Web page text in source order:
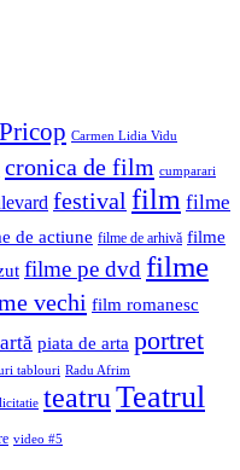
Carmen Lidia Vidu
cronica de film cumparari
festival film filme
de actiune filme de arhivă filme
filme pe dvd filme
vechi film romanesc
piata de arta portret
tablouri Radu Afrim
teatruTeatrul
video #5